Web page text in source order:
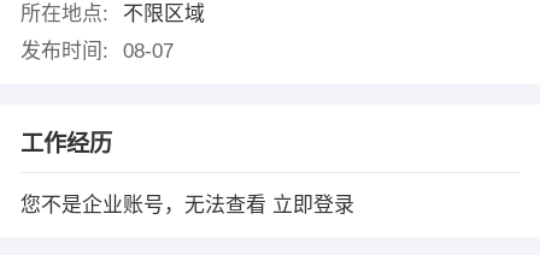
所在地点:
不限区域
发布时间:
08-07
工作经历
您不是企业账号，无法查看 立即登录